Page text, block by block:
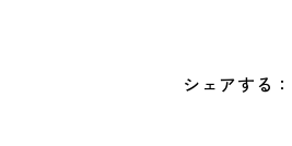
シェアする：